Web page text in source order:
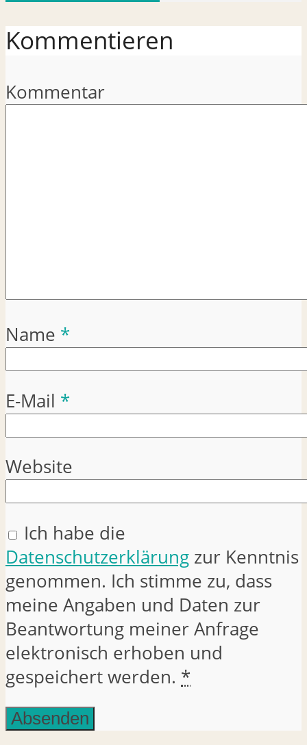
Kommentieren
Kommentar
Name *
E-Mail *
Website
Ich habe die
Datenschutzerklärung zur Kenntnis
genommen. Ich stimme zu, dass
meine Angaben und Daten zur
Beantwortung meiner Anfrage
elektronisch erhoben und
gespeichert werden. *